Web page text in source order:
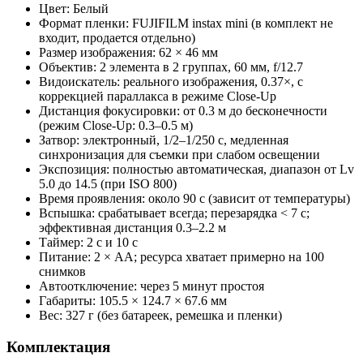
Цвет: Белый
Формат пленки: FUJIFILM instax mini (в комплект не
входит, продается отдельно)
Размер изображения: 62 × 46 мм
Объектив: 2 элемента в 2 группах, 60 мм, f/12.7
Видоискатель: реального изображения, 0.37×, с
коррекцией параллакса в режиме Close‑Up
Дистанция фокусировки: от 0.3 м до бесконечности
(режим Close‑Up: 0.3–0.5 м)
Затвор: электронный, 1/2–1/250 с, медленная
синхронизация для съемки при слабом освещении
Экспозиция: полностью автоматическая, диапазон от Lv
5.0 до 14.5 (при ISO 800)
Время проявления: около 90 с (зависит от температуры)
Вспышка: срабатывает всегда; перезарядка < 7 с;
эффективная дистанция 0.3–2.2 м
Таймер: 2 с и 10 с
Питание: 2 × AA; ресурса хватает примерно на 100
снимков
Автоотключение: через 5 минут простоя
Габариты: 105.5 × 124.7 × 67.6 мм
Вес: 327 г (без батареек, ремешка и пленки)
Комплектация